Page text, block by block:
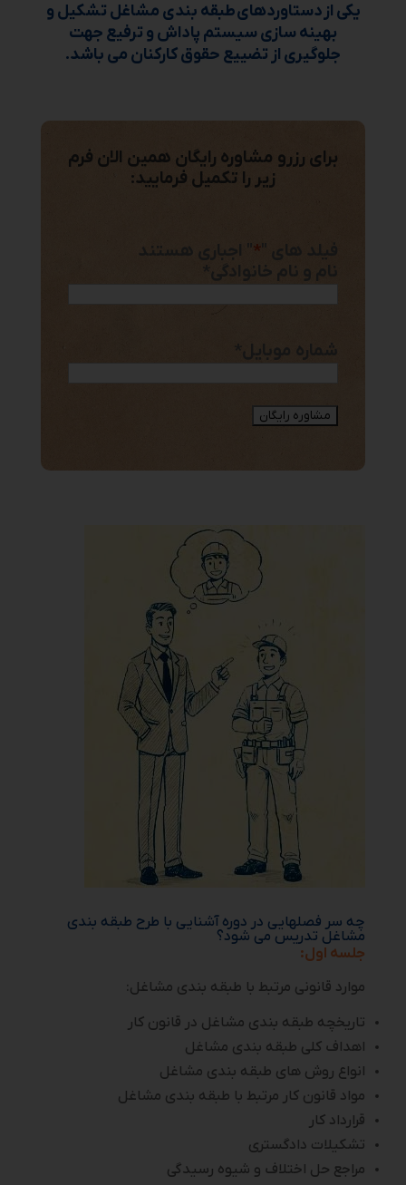
یکی از دستاوردهایطبقه بندی مشاغل تشکیل و
بهینه سازی سیستم پاداش و ترفیع جهت
جلوگیری از تضییع حقوق کارکنان می باشد.
برای رزرو مشاوره رایگان همین الان فرم
زیر را تکمیل فرمایید:
*" اجباری هستند
نام و نام خانوادگی *
شماره موبایل
چه سر فصلهایی در دوره آشنایی با طرح طبقه بندی
مشاغل تدریس می شود؟
جلسه اول:
موارد قانونی مرتبط با طبقه بندی مشاغل:
تاریخچه طبقه بندی مشاغل در قانون کار
اهداف کلی طبقه بندی مشاغل
انواع روش های طبقه بندی مشاغل
مواد قانون کار مرتبط با طبقه بندی مشاغل
قرارداد کار
تشکیلات دادگستری
مراجع حل اختلاف و شیوه رسیدگی